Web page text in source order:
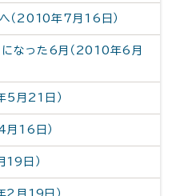
（2010年7月16日）
になった6月（2010年6月
5月21日）
16日）
日）
2月19日）